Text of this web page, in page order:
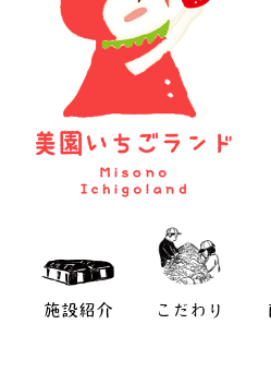
施設紹介 こだわり